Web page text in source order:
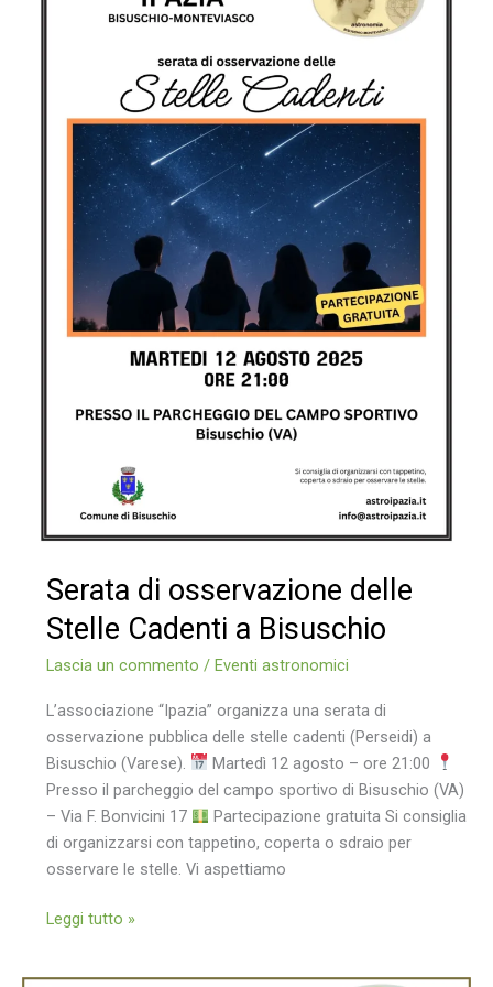
Serata di osservazione delle
Stelle Cadenti a Bisuschio
Lascia un commento / Eventi astronomici
L’associazione “Ipazia” organizza una serata di
osservazione pubblica delle stelle cadenti (Perseidi) a
Bisuschio (Varese).
Martedì 12 agosto – ore 21:00
Presso il parcheggio del campo sportivo di Bisuschio (VA)
– Via F. Bonvicini 17
Partecipazione gratuita Si consiglia
di organizzarsi con tappetino, coperta o sdraio per
osservare le stelle. Vi aspettiamo
Serata
Leggi tutto »